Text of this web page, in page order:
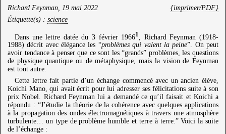
Richard Feynman 19 mai 2022
{imprimer/PDF}
Étiquette(s) : science
Dans une lettre datée du 3 février 19661
, Richard Feynman (1918-
1988) décrit avec élégance les “problèmes qui valent la peine”. On peut
avoir tendance à penser que ce sont les “grands” problèmes, les questions
de physique quantique ou de métaphysique, mais la vision de Feynman
est tout autre.
Cette lettre fait partie d’un échange commencé avec un ancien élève,
Koichi Mano, qui avait écrit pour lui adresser ses félicitations suite à son
prix Nobel. Richard Feynman lui a demandé ce qu’il faisait et Koichi a
répondu : “J’étudie la théorie de la cohérence avec quelques applications
à la propagation des ondes électromagnétiques à travers une atmosphère
turbulente… un type de problème humble et terre à terre.” Voici la suite
de l’échange :